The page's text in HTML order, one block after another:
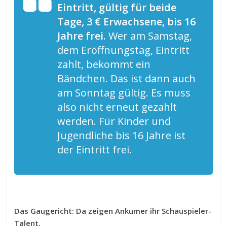
Eintritt, gültig für beide
Tage, 3 € Erwachsene, bis 16
Jahre frei. Wer am Samstag,
dem Eröffnungstag, Eintritt
zahlt, bekommt ein
Bändchen. Das ist dann auch
am Sonntag gültig. Es muss
also nicht erneut gezahlt
werden. Für Kinder und
Jugendliche bis 16 Jahre ist
der Eintritt frei.
Das Gaugericht: Da zeigen Ankumer ihr Schauspieler-
Talent.